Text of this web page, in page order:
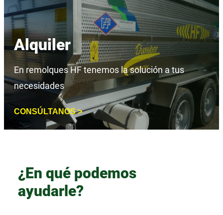
Alquiler
En remolques HF tenemos la solución a tus
necesidades
CONSÚLTANOS >
¿En qué podemos
ayudarle?